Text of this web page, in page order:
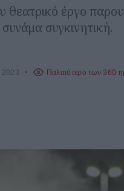
έργο
συγκινητική.
2023 Παλαιότερο των 360